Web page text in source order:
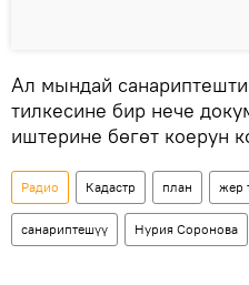
Ал мындай
тилкесине бир нече
иштерине бөгөт коерун
Радио Кадастр план жер
санариптешүү Нурия Соронова